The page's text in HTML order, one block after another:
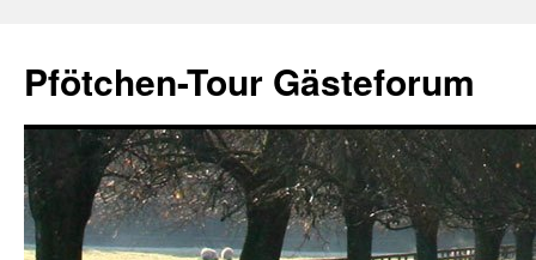
content
Pfötchen-Tour Gästeforum